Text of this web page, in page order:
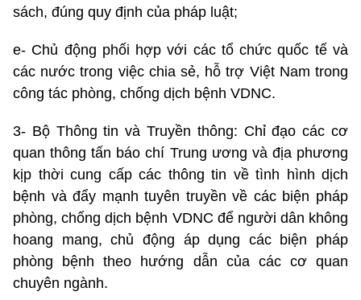
sách, đúng quy định của pháp luật;
e- Chủ động phối hợp với các tổ chức quốc tế và
các nước trong việc chia sẻ, hỗ trợ Việt Nam trong
công tác phòng, chống dịch bệnh VDNC.
3- Bộ Thông tin và Truyền thông: Chỉ đạo các cơ
quan thông tấn báo chí Trung ương và địa phương
kịp thời cung cấp các thông tin về tình hình dịch
bệnh và đẩy mạnh tuyên truyền về các biện pháp
phòng, chống dịch bệnh VDNC để người dân không
hoang mang, chủ động áp dụng các biện pháp
phòng bệnh theo hướng dẫn của các cơ quan
chuyên ngành.